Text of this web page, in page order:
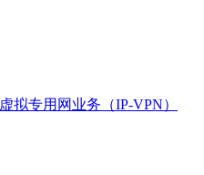
虚拟专用网业务（IP-VPN）